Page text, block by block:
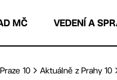
MČ VEDENÍ A
10 Aktuálně z Prahy 10